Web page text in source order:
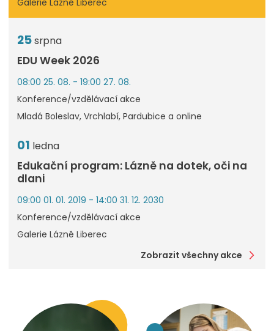
Galerie Lázně Liberec
25srpna
EDU Week 2026
08:00 25. 08. - 19:00 27. 08.
Konference/vzdělávací akce
Mladá Boleslav, Vrchlabí, Pardubice a online
01 ledna
Edukační program: Lázně na dotek, oči na
dlani
09:00 01. 01. 2019 - 14:00 31. 12. 2030
Konference/vzdělávací akce
Galerie Lázně Liberec
Zobrazit všechny akce